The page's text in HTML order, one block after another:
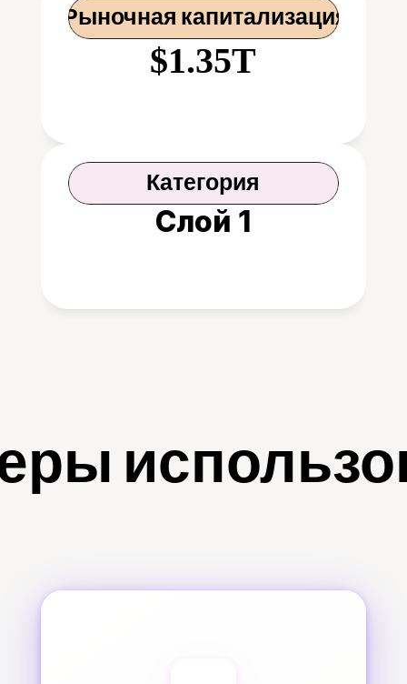
Рыночная капитализация
$1.35T
Категория
Слой 1